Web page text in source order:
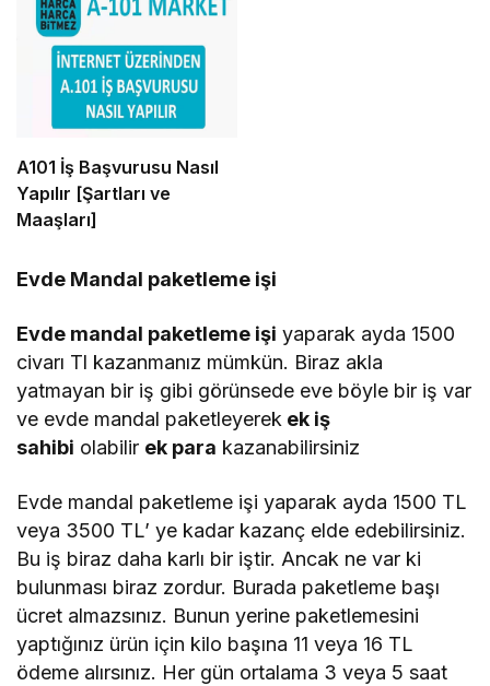
A101 İş Başvurusu Nasıl
Yapılır [Şartları ve
Maaşları]
Evde Mandal paketleme işi
Evde mandal paketleme işi yaparak ayda 1500
civarı Tl kazanmanız mümkün. Biraz akla
yatmayan bir iş gibi görünsede eve böyle bir iş var
ve evde mandal paketleyerek ek iş
sahibi olabilir ek para kazanabilirsiniz
Evde mandal paketleme işi yaparak ayda 1500 TL
veya 3500 TL’ ye kadar kazanç elde edebilirsiniz.
Bu iş biraz daha karlı bir iştir. Ancak ne var ki
bulunması biraz zordur. Burada paketleme başı
ücret almazsınız. Bunun yerine paketlemesini
yaptığınız ürün için kilo başına 11 veya 16 TL
ödeme alırsınız. Her gün ortalama 3 veya 5 saat